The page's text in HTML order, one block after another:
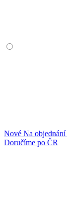
Nové Na objednání
Doručíme po ČR